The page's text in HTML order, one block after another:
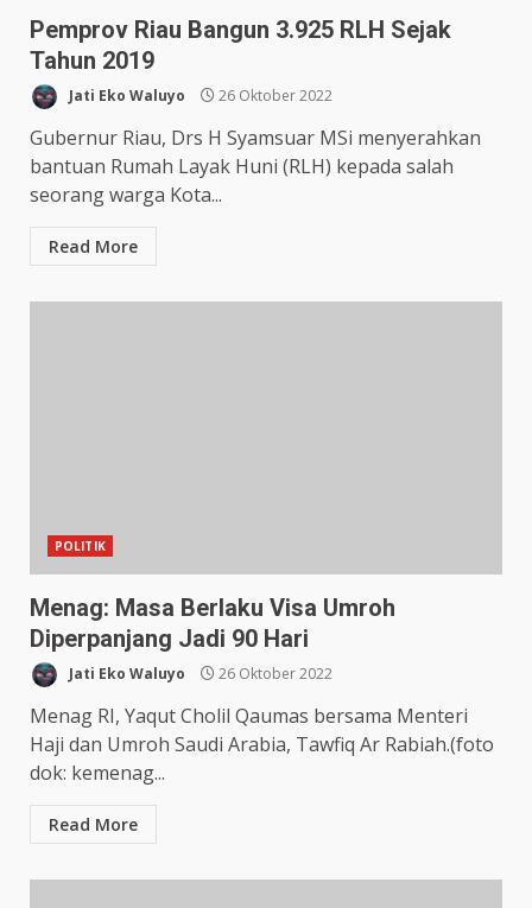
Pemprov Riau Bangun 3.925 RLH Sejak
Tahun 2019
Jati Eko Waluyo 26 Oktober 2022
Gubernur Riau, Drs H Syamsuar MSi menyerahkan
bantuan Rumah Layak Huni (RLH) kepada salah
seorang warga Kota...
Read More
POLITIK
Menag: Masa Berlaku Visa Umroh
Diperpanjang Jadi 90 Hari
Jati Eko Waluyo 26 Oktober 2022
Menag RI, Yaqut Cholil Qaumas bersama Menteri
Haji dan Umroh Saudi Arabia, Tawfiq Ar Rabiah.(foto
dok: kemenag...
Read More